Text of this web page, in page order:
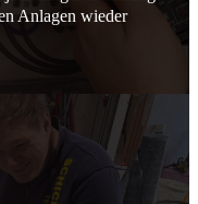
Anlagen wieder